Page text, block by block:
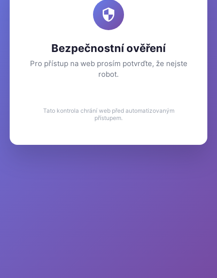
Bezpečnostní ověření
Pro přístup na web prosím potvrďte, že nejste
robot.
Tato kontrola chrání web před automatizovaným
přístupem.